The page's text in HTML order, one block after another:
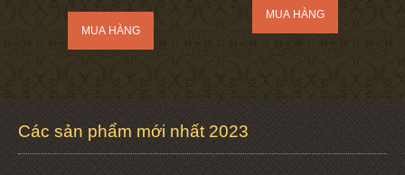
Các sản phẩm mới nhất 2023